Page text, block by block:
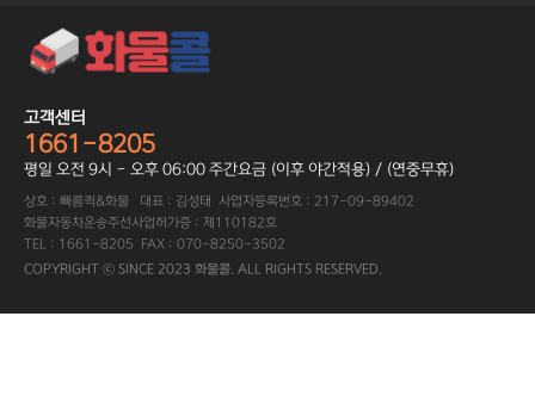
고객센터
1661-8205
평일 오전 9시 - 오후 06:00 주간요금 (이후 야간적용) / (연중무휴)
상호 : 빠름퀵&화물 대표 : 김성태 사업자등록번호 : 217-09-89402
화물자동차운송주선사업허가증 : 제110182호
TEL : 1661-8205 FAX : 070-8250-3502
COPYRIGHT ⓒ SINCE 2023 화물콜. ALL RIGHTS RESERVED.